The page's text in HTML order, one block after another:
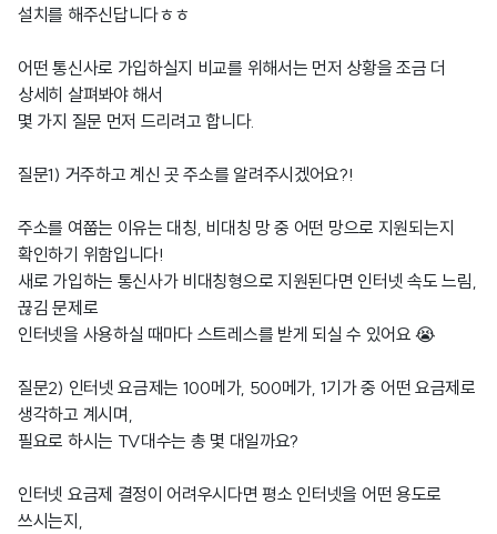
설치를 해주신답니다ㅎㅎ
어떤 통신사로 가입하실지 비교를 위해서는 먼저 상황을 조금 더
상세히 살펴봐야 해서
몇 가지 질문 먼저 드리려고 합니다.
질문1) 거주하고 계신 곳 주소를 알려주시겠어요?!
주소를 여쭙는 이유는 대칭, 비대칭 망 중 어떤 망으로 지원되는지
확인하기 위함입니다!
새로 가입하는 통신사가 비대칭형으로 지원된다면 인터넷 속도 느림,
끊김 문제로
인터넷을 사용하실 때마다 스트레스를 받게 되실 수 있어요 😭
질문2) 인터넷 요금제는 100메가, 500메가, 1기가 중 어떤 요금제로
생각하고 계시며,
필요로 하시는 TV대수는 총 몇 대일까요?
인터넷 요금제 결정이 어려우시다면 평소 인터넷을 어떤 용도로
쓰시는지,